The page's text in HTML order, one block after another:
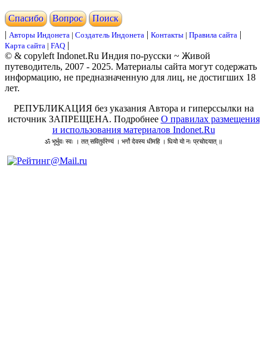
Cпасибо Вопрос
Поиск
| Авторы Индонета | Создатель Индонета | Контакты | Правила сайта |
Карта сайта | FAQ |
© & copyleft Indonet.Ru Индия по-русски ~ Живой
путеводитель, 2007 - 2025. Материалы сайта могут содержать
информацию, не предназначенную для лиц, не достигших 18
лет.
РЕПУБЛИКАЦИЯ без указания Автора и гиперссылки на
источник ЗАПРЕЩЕНА. Подробнее О правилах размещения
и использования материалов Indonet.Ru
ॐ भूर्भुवः स्वः । तत् सवितुर्वरेण्यं । भर्गो देवस्य धीमहि । धियो यो नः प्रचोदयात् ॥